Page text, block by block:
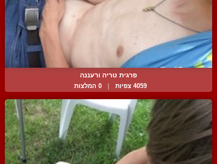
פרגית טריה ורעננה
4059 צפיות 0 המלצות